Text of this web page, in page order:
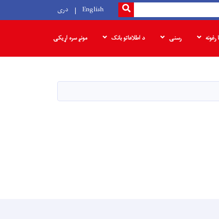
SEARCH
English دری
رغونه رسنۍ د اطلاعاتو بانک مونږ سره اړیکۍ